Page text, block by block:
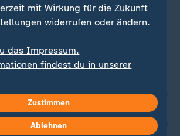
Videosmit Wirkung für die Zukunft
widerrufen oder ändern.
das Impressum.
findest du in unserer
Zustimmen
Ablehnen